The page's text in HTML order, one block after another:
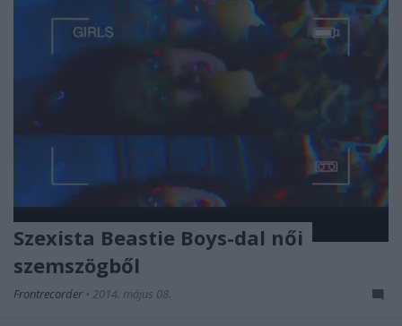
Szexista Beastie Boys-dal női
szemszögből
Frontrecorder • 2014. május 08.